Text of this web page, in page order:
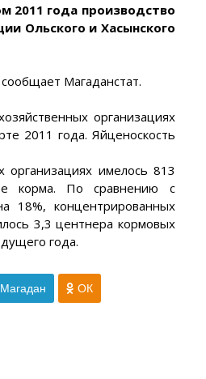
2011 года производство
Ольского и Хасынского
Магаданстат.
организациях
2011 года. Яйценоскость
организациях имелось 813
корма. По сравнению с
18%, концентрированных
3,3 центнера кормовых
года.
ОК